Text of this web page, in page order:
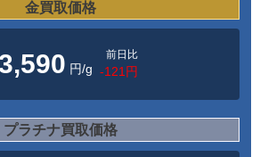
金買取価格
円/g
前日比
-121円
プラチナ買取価格